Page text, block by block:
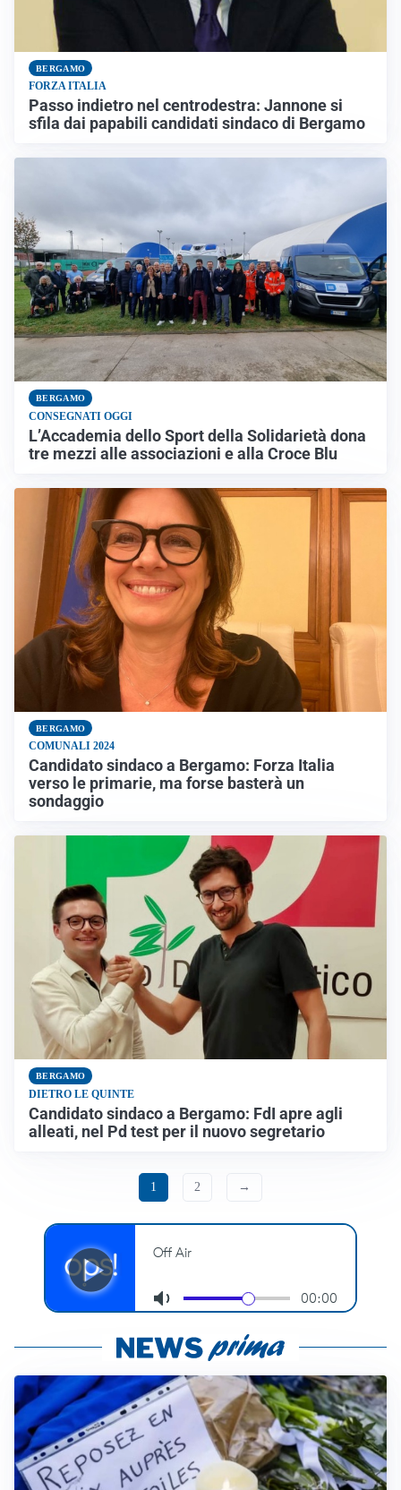
BERGAMO
FORZA ITALIA
Passo indietro nel centrodestra: Jannone si
sfila dai papabili candidati sindaco di Bergamo
BERGAMO
CONSEGNATI OGGI
L’Accademia dello Sport della Solidarietà dona
tre mezzi alle associazioni e alla Croce Blu
BERGAMO
COMUNALI 2024
Candidato sindaco a Bergamo: Forza Italia
verso le primarie, ma forse basterà un
sondaggio
BERGAMO
DIETRO LE QUINTE
Candidato sindaco a Bergamo: FdI apre agli
alleati, nel Pd test per il nuovo segretario
1 2 →